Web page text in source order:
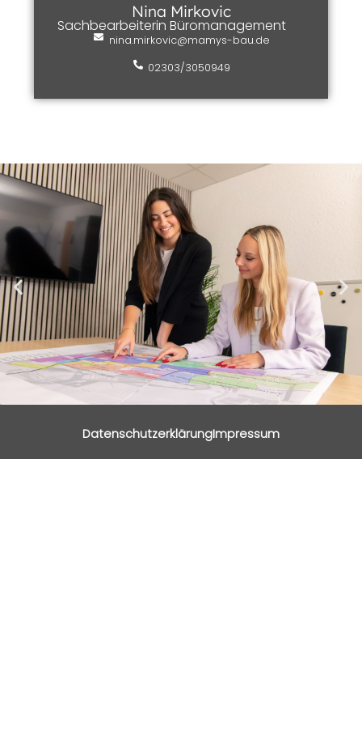
Nina Mirkovic
Sachbearbeiterin Büromanagement
nina.mirkovic@mamys-bau.de
02303/3050949
DatenschutzerklärungImpressum